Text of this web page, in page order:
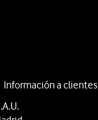
Información a clientes